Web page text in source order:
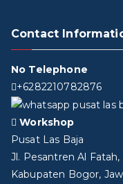
Contact
No Telephone
+6282210782876
Workshop
Pusat Las Baja
Jl. Pesantren Al
Kabupaten Bogor,